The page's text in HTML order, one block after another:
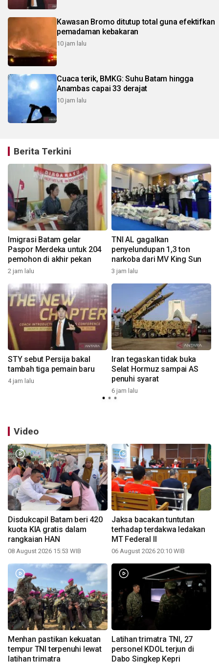
Kawasan Bromo ditutup total guna efektifkan
pemadaman kebakaran
10 jam lalu
Cuaca terik, BMKG: Suhu Batam hingga
Anambas capai 33 derajat
10 jam lalu
Berita Terkini
Imigrasi Batam gelar
Paspor Merdeka untuk 204
pemohon di akhir pekan
2 jam lalu
TNI AL gagalkan
penyelundupan 1,3 ton
narkoba dari MV King Sun
3 jam lalu
STY sebut Persija bakal
tambah tiga pemain baru
4 jam lalu
Iran tegaskan tidak buka
Selat Hormuz sampai AS
penuhi syarat
6 jam lalu
Video
Disdukcapil Batam beri 420
kuota KIA gratis dalam
rangkaian HAN
08 August 2026 15:53 WIB
Jaksa bacakan tuntutan
terhadap terdakwa ledakan
MT Federal II
06 August 2026 20:10 WIB
Menhan pastikan kekuatan
tempur TNI terpenuhi lewat
latihan trimatra
Latihan trimatra TNI, 27
personel KDOL terjun di
Dabo Singkep Kepri